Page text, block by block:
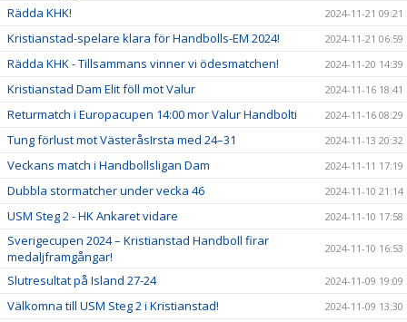
Rädda KHK! 2024-11-21 09:21
Kristianstad-spelare klara för Handbolls-EM 2024! 2024-11-21 06:59
Rädda KHK - Tillsammans vinner vi ödesmatchen! 2024-11-20 14:39
Kristianstad Dam Elit föll mot Valur 2024-11-16 18:41
Returmatch i Europacupen 14:00 mor Valur Handbolti 2024-11-16 08:29
Tung förlust mot VästeråsIrsta med 24–31 2024-11-13 20:32
Veckans match i Handbollsligan Dam 2024-11-11 17:19
Dubbla stormatcher under vecka 46 2024-11-10 21:14
USM Steg 2 - HK Ankaret vidare 2024-11-10 17:58
Sverigecupen 2024 – Kristianstad Handboll firar
medaljframgångar!
2024-11-10 16:53
Slutresultat på Island 27-24 2024-11-09 19:09
Välkomna till USM Steg 2 i Kristianstad! 2024-11-09 13:30